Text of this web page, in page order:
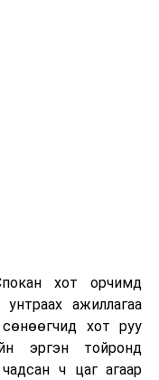
хэрэгт холбоотой
хот орчимд
ажиллагаа
хот руу
эргэн тойронд
ч цаг агаар